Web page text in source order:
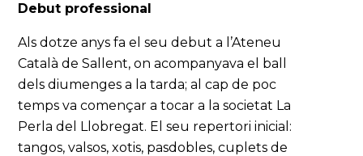
Debut professional
Als dotze anys fa el seu debut a l’Ateneu
Català de Sallent, on acompanyava el ball
dels diumenges a la tarda; al cap de poc
temps va començar a tocar a la societat La
Perla del Llobregat. El seu repertori inicial:
tangos, valsos, xotis, pasdobles, cuplets de